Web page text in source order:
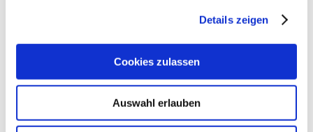
Details zeigen
Cookies zulassen
Auswahl erlauben
Hierdurch können unternehmerische Entscheidungen sich